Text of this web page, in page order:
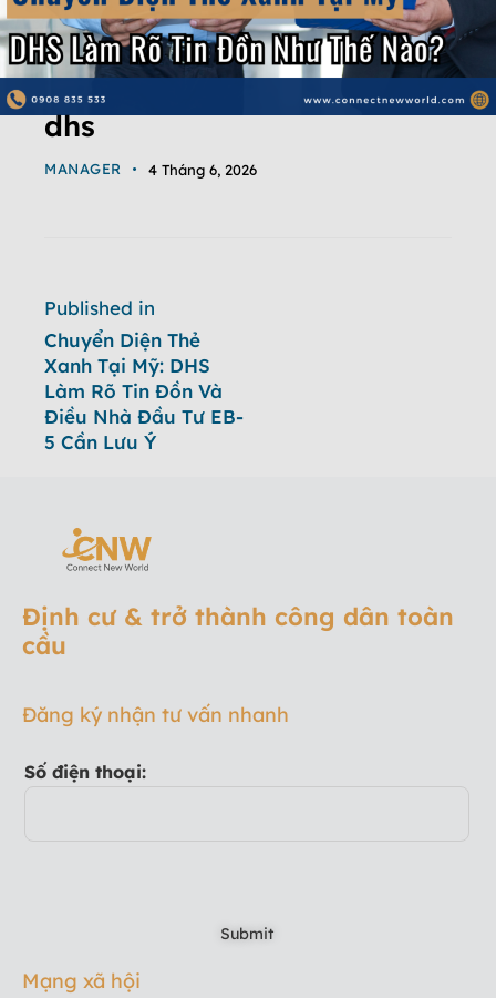
dhs
MANAGER 4 Tháng 6, 2026
Published in
Chuyển Diện Thẻ
Xanh Tại Mỹ: DHS
Làm Rõ Tin Đồn Và
Điều Nhà Đầu Tư EB-
5 Cần Lưu Ý
Định cư & trở thành công dân toàn
cầu
Đăng ký nhận tư vấn nhanh
Số điện thoại:
Mạng xã hội